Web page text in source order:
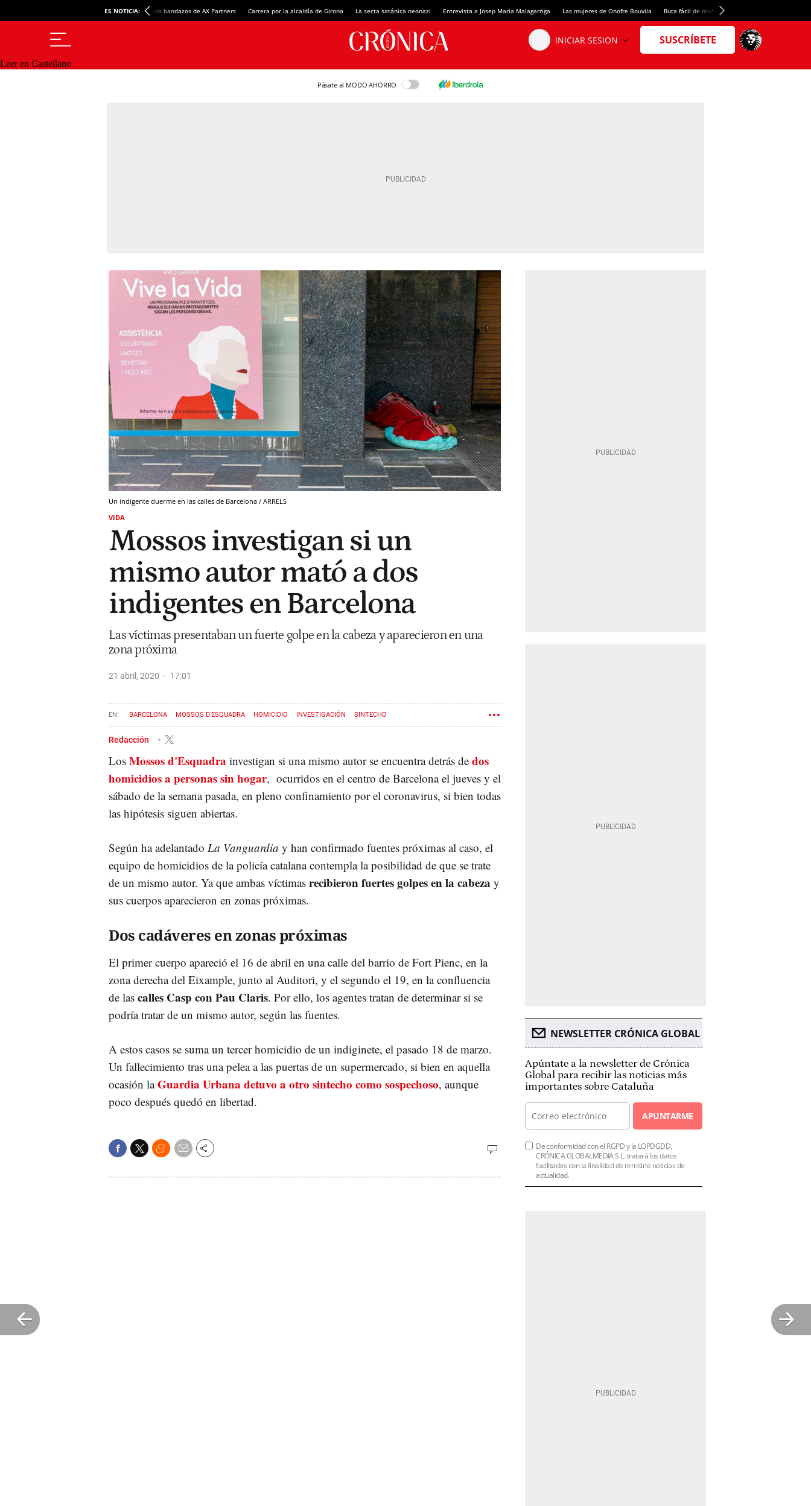
ES NOTICIA: Los bandazos de AX Partners Carrera por la alcaldía de Girona La secta satánica neonazi Entrevista a Josep Maria Malagarriga Las mujeres de Onofre Bouvila Ruta fácil de montaña
Leer en Castellano
Pásate al MODO AHORRO
Un indigente duerme en las calles de Barcelona / ARRELS
VIDA
Mossos investigan si un
mismo autor mató a dos
indigentes en Barcelona
Las víctimas presentaban un fuerte golpe en la cabeza y aparecieron en una
zona próxima
21 abril, 2020 17:01
BARCELONA MOSSOS D'ESQUADRA HOMICIDIO INVESTIGACIÓN SINTECHO
Redacción
Los Mossos d'Esquadra investigan si una mismo autor se encuentra detrás de dos
homicidios a personas sin hogar, ocurridos en el centro de Barcelona el jueves y el
sábado de la semana pasada, en pleno confinamiento por el coronavirus, si bien todas
las hipótesis siguen abiertas.
Según ha adelantado La Vanguardia y han confirmado fuentes próximas al caso, el
equipo de homicidios de la policía catalana contempla la posibilidad de que se trate
de un mismo autor. Ya que ambas víctimas recibieron fuertes golpes en la cabeza y
sus cuerpos aparecieron en zonas próximas.
Dos cadáveres en zonas próximas
El primer cuerpo apareció el 16 de abril en una calle del barrio de Fort Pienc, en la
zona derecha del Eixample, junto al Auditori, y el segundo el 19, en la confluencia
de las calles Casp con Pau Claris. Por ello, los agentes tratan de determinar si se
podría tratar de un mismo autor, según las fuentes.
A estos casos se suma un tercer homicidio de un indiginete, el pasado 18 de marzo.
Un fallecimiento tras una pelea a las puertas de un supermercado, si bien en aquella
ocasión laGuardia Urbana detuvo a otro sintecho como sospechoso, aunque
poco después quedó en libertad.
NEWSLETTER CRÓNICA GLOBAL
Apúntate a la newsletter de Crónica
Global para recibir las noticias más
importantes sobre Cataluña
APUNTARME
De conformidad con el RGPD y la LOPDGDD,
CRÓNICA GLOBALMEDIA S.L. tratará los datos
facilitados con la finalidad de remitirle noticias de
actualidad.